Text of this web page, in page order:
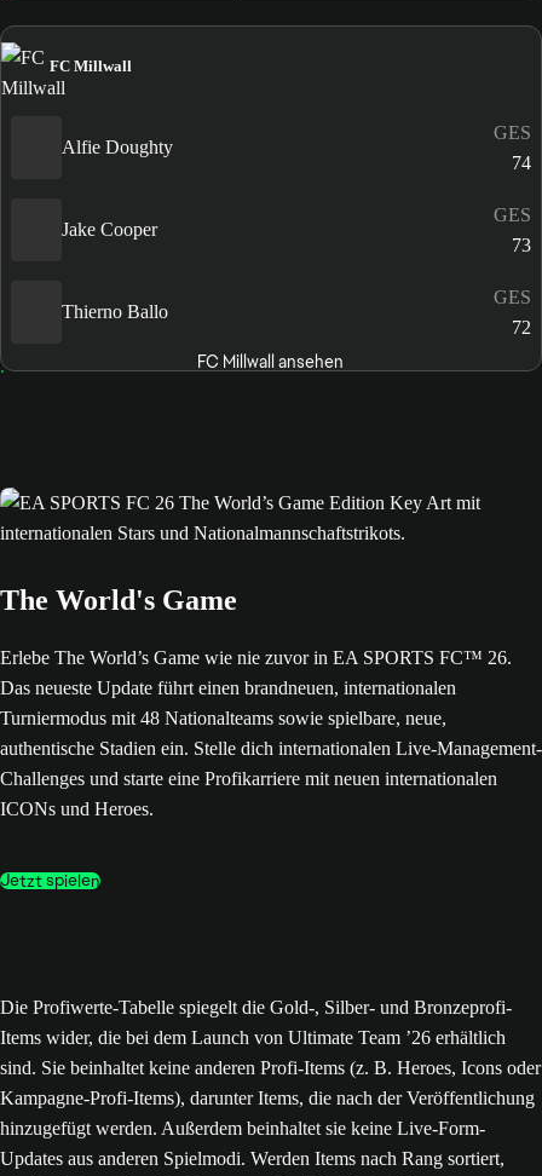
FC Millwall
Alfie Doughty
GES
74
Jake Cooper
GES
73
Thierno Ballo
GES
72
FC Millwall ansehen
The World's Game
Erlebe The World’s Game wie nie zuvor in EA SPORTS FC™ 26.
Das neueste Update führt einen brandneuen, internationalen
Turniermodus mit 48 Nationalteams sowie spielbare, neue,
authentische Stadien ein. Stelle dich internationalen Live-Management-
Challenges und starte eine Profikarriere mit neuen internationalen
ICONs und Heroes.
Jetzt spielen
Die Profiwerte-Tabelle spiegelt die Gold-, Silber- und Bronzeprofi-
Items wider, die bei dem Launch von Ultimate Team ’26 erhältlich
sind. Sie beinhaltet keine anderen Profi-Items (z. B. Heroes, Icons oder
Kampagne-Profi-Items), darunter Items, die nach der Veröffentlichung
hinzugefügt werden. Außerdem beinhaltet sie keine Live-Form-
Updates aus anderen Spielmodi. Werden Items nach Rang sortiert,